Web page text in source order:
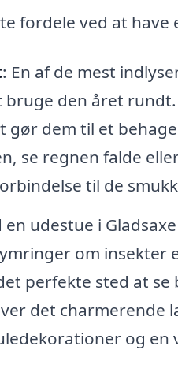
fordele ved at have
: En af de mest
bruge den året
gør dem til et
se regnen falde
til de
en udestue i
om insekter
perfekte sted at se
det charmerende
og en